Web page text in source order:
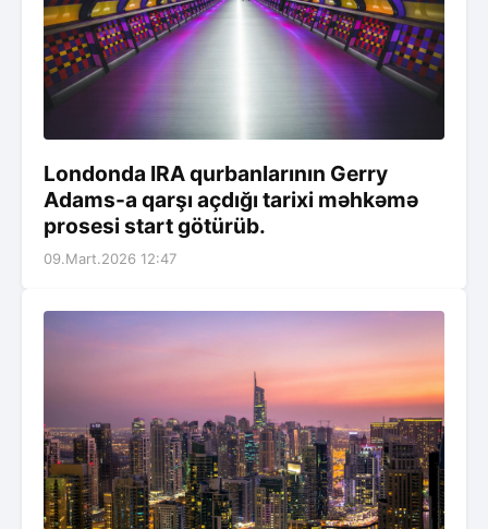
Londonda IRA qurbanlarının Gerry
Adams-a qarşı açdığı tarixi məhkəmə
prosesi start götürüb.
09.Mart.2026 12:47